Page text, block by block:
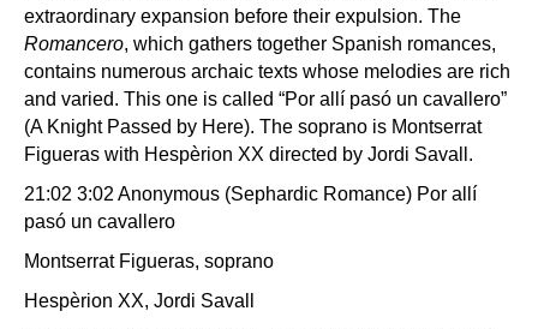
extraordinary expansion before their expulsion. The
Romancero, which gathers together Spanish romances,
contains numerous archaic texts whose melodies are rich
and varied. This one is called “Por allí pasó un cavallero”
(A Knight Passed by Here). The soprano is Montserrat
Figueras with Hespèrion XX directed by Jordi Savall.
21:02 3:02 Anonymous (Sephardic Romance) Por allí
pasó un cavallero
Montserrat Figueras, soprano
Hespèrion XX, Jordi Savall